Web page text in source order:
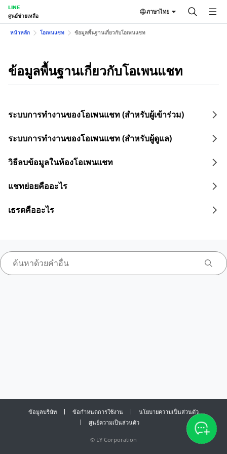
LINE
ศูนย์ช่วยเหลือ
ภาษาไทย
หน้าหลัก โอเพนแชท ข้อมูลพื้นฐานเกี่ยวกับโอเพนแชท
ข้อมูลพื้นฐานเกี่ยวกับโอเพนแชท
ระบบการทำงานของโอเพนแชท (สำหรับผู้เข้าร่วม)
ระบบการทำงานของโอเพนแชท (สำหรับผู้ดูแล)
วิธีลบข้อมูลในห้องโอเพนแชท
แชทย่อยคืออะไร
เธรดคืออะไร
ข้อมูลบริษัท ข้อกำหนดการใช้งาน
นโยบายความเป็นส่วนตัว
ศูนย์ความเป็นส่วนตัว
© LY Corporation